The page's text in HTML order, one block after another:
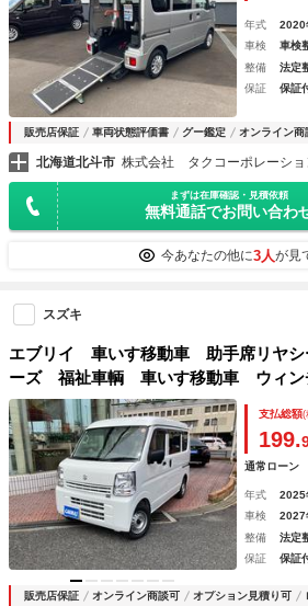
年式 2020
車検
車検
整備
法定
保証
保証
販売店保証 車両状態評価書 グー鑑定 オンライン商
北海道北斗市 株式会社 タクコーポレーショ
まずは在庫確認・見積依頼
無料通話でお問い合わ
今あなたの他に3人が見
スズキ
エブリイ 車いす移動車 助手席リヤ
ーズ 福祉車輌 車いす移動車 ウィ
アランスソナー レーンアシスト 衝突
側スライドドア アイドリングストッ
Ｔ ＥＳＣ ヘッドライトレベライザー
支払総額(
199.
通常ローン
年式 2025
車検
2027
整備
法定
保証
保証
販売店保証 オンライン商談可 オプション見積り可